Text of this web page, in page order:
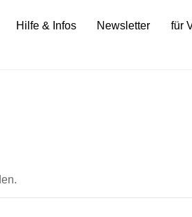
Hilfe & Infos Newsletter für